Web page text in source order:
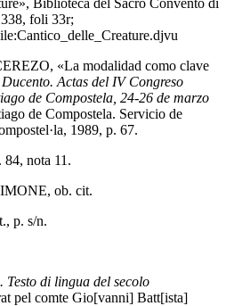
foli 33r;
«La modalidad como clave
Actas del IV Congreso
de Compostela, 24-26 de marzo
de Compostela. Servicio de
1989, p. 67.
nota 11.
ob. cit.
p. s/n.
di lingua del secolo
pel comte Gio[vanni] Batt[ista]